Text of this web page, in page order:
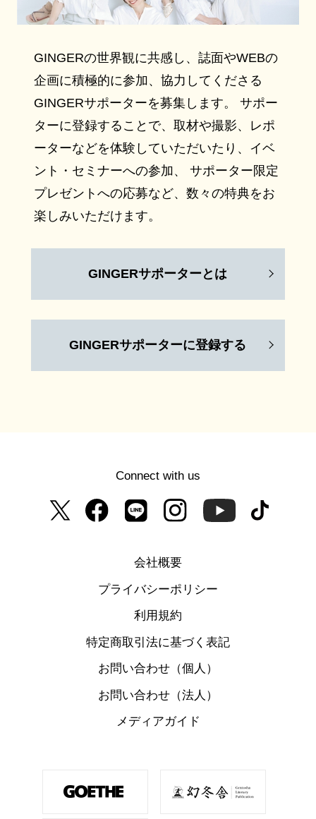
GINGERの世界観に共感し、誌面やWEBの
企画に積極的に参加、協力してくださる
GINGERサポーターを募集します。 サポー
ターに登録することで、取材や撮影、レポ
ーターなどを体験していただいたり、イベ
ント・セミナーへの参加、 サポーター限定
プレゼントへの応募など、数々の特典をお
楽しみいただけます。
GINGERサポーターとは
GINGERサポーターに登録する
Connect with us
会社概要
プライバシーポリシー
利用規約
特定商取引法に基づく表記
お問い合わせ（個人）
お問い合わせ（法人）
メディアガイド